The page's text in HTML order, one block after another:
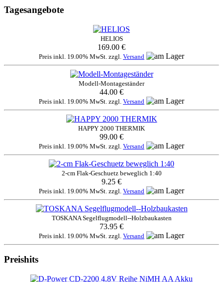
Tagesangebote
HELIOS
169.00 €
Preis inkl. 19.00% MwSt. zzgl. Versand
Modell-Montageständer
44.00 €
Preis inkl. 19.00% MwSt. zzgl. Versand
HAPPY 2000 THERMIK
99.00 €
Preis inkl. 19.00% MwSt. zzgl. Versand
2-cm Flak-Geschuetz beweglich 1:40
9.25 €
Preis inkl. 19.00% MwSt. zzgl. Versand
TOSKANA Segelflugmodell--Holzbaukasten
73.95 €
Preis inkl. 19.00% MwSt. zzgl. Versand
Preishits